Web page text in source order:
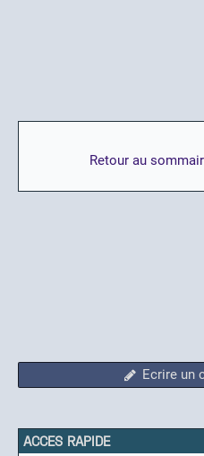
Retour au
Ecrire un
ACCES RAPIDE